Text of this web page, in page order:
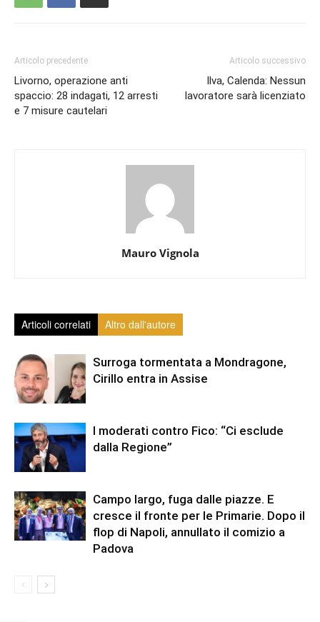
Articolo precedente
Livorno, operazione anti
spaccio: 28 indagati, 12 arresti
e 7 misure cautelari
Articolo successivo
Ilva, Calenda: Nessun
lavoratore sarà licenziato
Mauro Vignola
Articoli correlati Altro dall'autore
Surroga tormentata a Mondragone,
Cirillo entra in Assise
I moderati contro Fico: “Ci esclude
dalla Regione”
Campo largo, fuga dalle piazze. E
cresce il fronte per le Primarie. Dopo il
flop di Napoli, annullato il comizio a
Padova